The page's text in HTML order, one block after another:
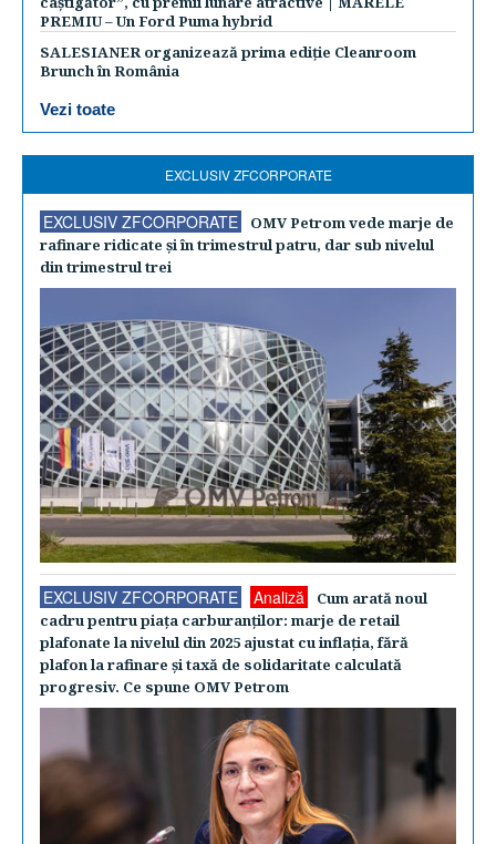
PREMIU – Un Ford Puma hybrid
SALESIANER organizează prima ediție Cleanroom
Brunch în România
Vezi toate
EXCLUSIV ZFCORPORATE
EXCLUSIV ZFCORPORATE
OMV Petrom vede marje de
rafinare ridicate şi în trimestrul patru, dar sub nivelul
din trimestrul trei
EXCLUSIV ZFCORPORATE Analiză
Cum arată noul
cadru pentru piaţa carburanţilor: marje de retail
plafonate la nivelul din 2025 ajustat cu inflaţia, fără
plafon la rafinare şi taxă de solidaritate calculată
progresiv. Ce spune OMV Petrom